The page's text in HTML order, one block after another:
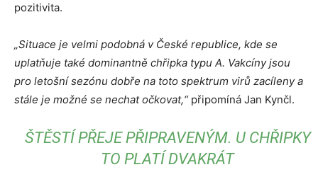
pozitivita.
„Situace je velmi podobná v České republice, kde se
uplatňuje také dominantně chřipka typu A. Vakcíny jsou
pro letošní sezónu dobře na toto spektrum virů zacíleny a
stále je možné se nechat očkovat,“ připomíná Jan Kynčl.
ŠTĚSTÍ PŘEJE PŘIPRAVENÝM. U CHŘIPKY
TO PLATÍ DVAKRÁT